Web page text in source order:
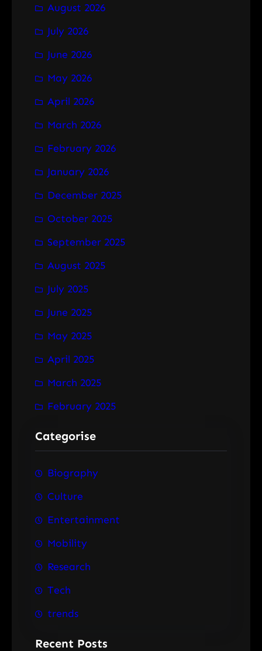
c
h
August 2026
July 2026
June 2026
May 2026
April 2026
March 2026
February 2026
January 2026
December 2025
October 2025
September 2025
August 2025
July 2025
June 2025
May 2025
April 2025
March 2025
February 2025
Categorise
Biography
Culture
Entertainment
Mobility
Research
Tech
trends
Recent Posts